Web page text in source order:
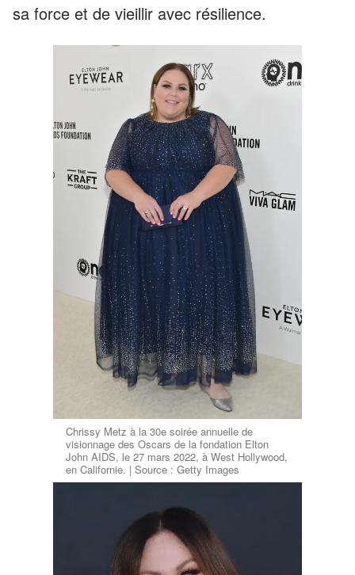
sa force et de vieillir avec résilience.
Chrissy Metz à la 30e soirée annuelle de
visionnage des Oscars de la fondation Elton
John AIDS, le 27 mars 2022, à West Hollywood,
en Californie. | Source : Getty Images